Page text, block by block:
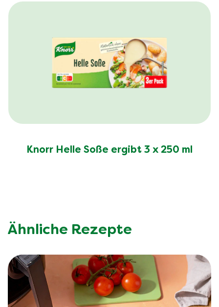
Knorr Helle Soße ergibt 3 x 250 ml
Ähnliche Rezepte